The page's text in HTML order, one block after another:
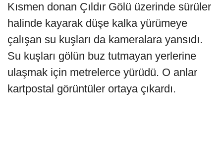
Kısmen donan Çıldır Gölü üzerinde sürüler
halinde kayarak düşe kalka yürümeye
çalışan su kuşları da kameralara yansıdı.
Su kuşları gölün buz tutmayan yerlerine
ulaşmak için metrelerce yürüdü. O anlar
kartpostal görüntüler ortaya çıkardı.